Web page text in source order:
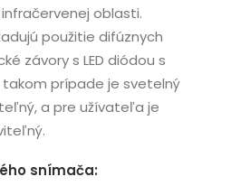
oblasti.
použitie difúznych
závory s LED diódou s
prípade je svetelný
a pre užívateľa je
snímača: